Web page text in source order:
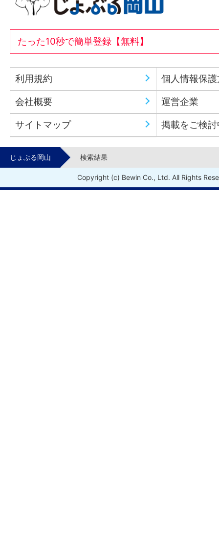
たった10秒で簡単登録【無料】
利用規約 個人情報保
会社概要 運営企業
サイトマップ 掲載をご検
じょぶる岡山 検索結果
Copyright (c) Bewin Co., Ltd. All Rights